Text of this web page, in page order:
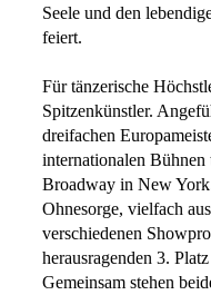
Seele und den
feiert.
Für tänzerische
Spitzenkünstler.
dreifachen
internationalen
Broadway in New
Ohnesorge, vielfach
verschiedenen
herausragenden 3.
Gemeinsam stehen